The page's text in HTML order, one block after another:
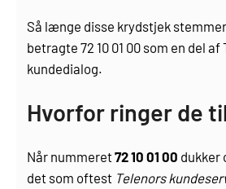
Så længe disse krydstjek
betragte 72 10 01 00 som en del
kundedialog.
Hvorfor ringer de
Når nummeret72 10 01 00 dukker
det som oftest Telenors